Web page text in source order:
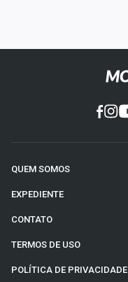
QUEM SOMOS
EXPEDIENTE
CONTATO
TERMOS DE USO
POLÍTICA DE PRIVACIDADE